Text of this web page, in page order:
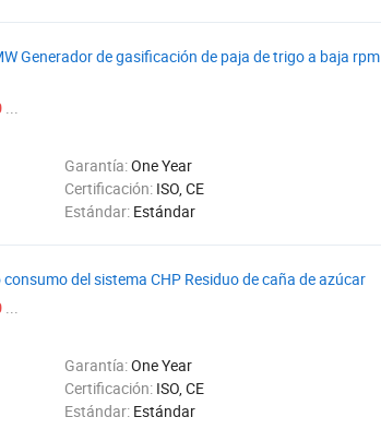
Generador de gasificación de paja de trigo a baja rpm
...
Garantía:One Year
Certificación: ISO, CE
Estándar: Estándar
del sistema CHP Residuo de caña de azúcar
...
Garantía:One Year
Certificación: ISO, CE
Estándar: Estándar